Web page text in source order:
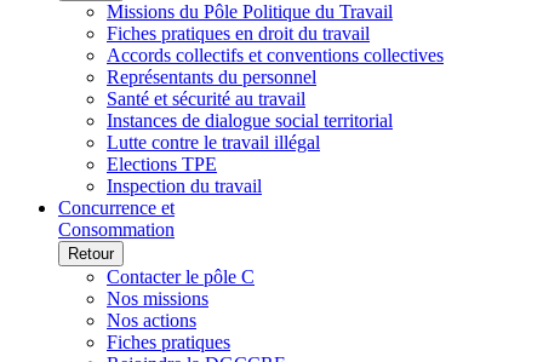
Missions du Pôle Politique du Travail
Fiches pratiques en droit du travail
Accords collectifs et conventions collectives
Représentants du personnel
Santé et sécurité au travail
Instances de dialogue social territorial
Lutte contre le travail illégal
Elections TPE
Inspection du travail
Concurrence et
Consommation
Retour
Contacter le pôle C
Nos missions
Nos actions
Fiches pratiques